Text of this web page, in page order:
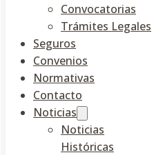
Convocatorias
Trámites Legales
Seguros
Convenios
Normativas
Contacto
Noticias
Noticias
Históricas